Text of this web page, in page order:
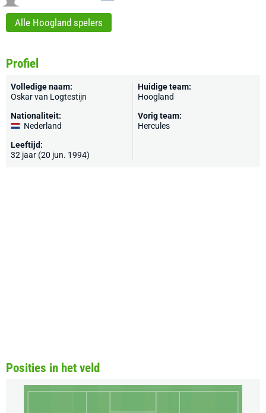
Alle Hoogland spelers
Profiel
Volledige naam:
Oskar van Logtestijn
Nationaliteit:
Nederland
Leeftijd:
32 jaar (20 jun. 1994)
Huidige team:
Hoogland
Vorig team:
Hercules
Posities in het veld